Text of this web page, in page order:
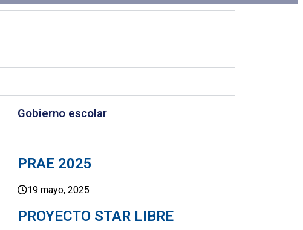
Gobierno escolar
PRAE 2025
19 mayo, 2025
PROYECTO STAR LIBRE